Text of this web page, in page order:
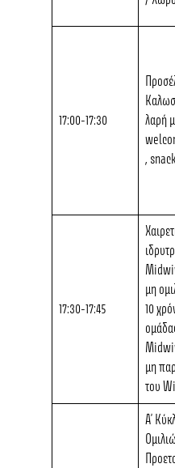
17:00-17:30
λαρή
,
17:30-17:45
μη
10
μη
του
Α’